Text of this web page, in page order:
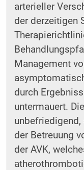
arterieller
der derzeitigen
Management
durch
untermauert.
der Betreuung
der AVK,